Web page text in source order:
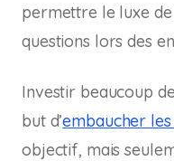
permettre le luxe
questions lors des
Investir beaucoup
but d’embaucher
objectif, mais